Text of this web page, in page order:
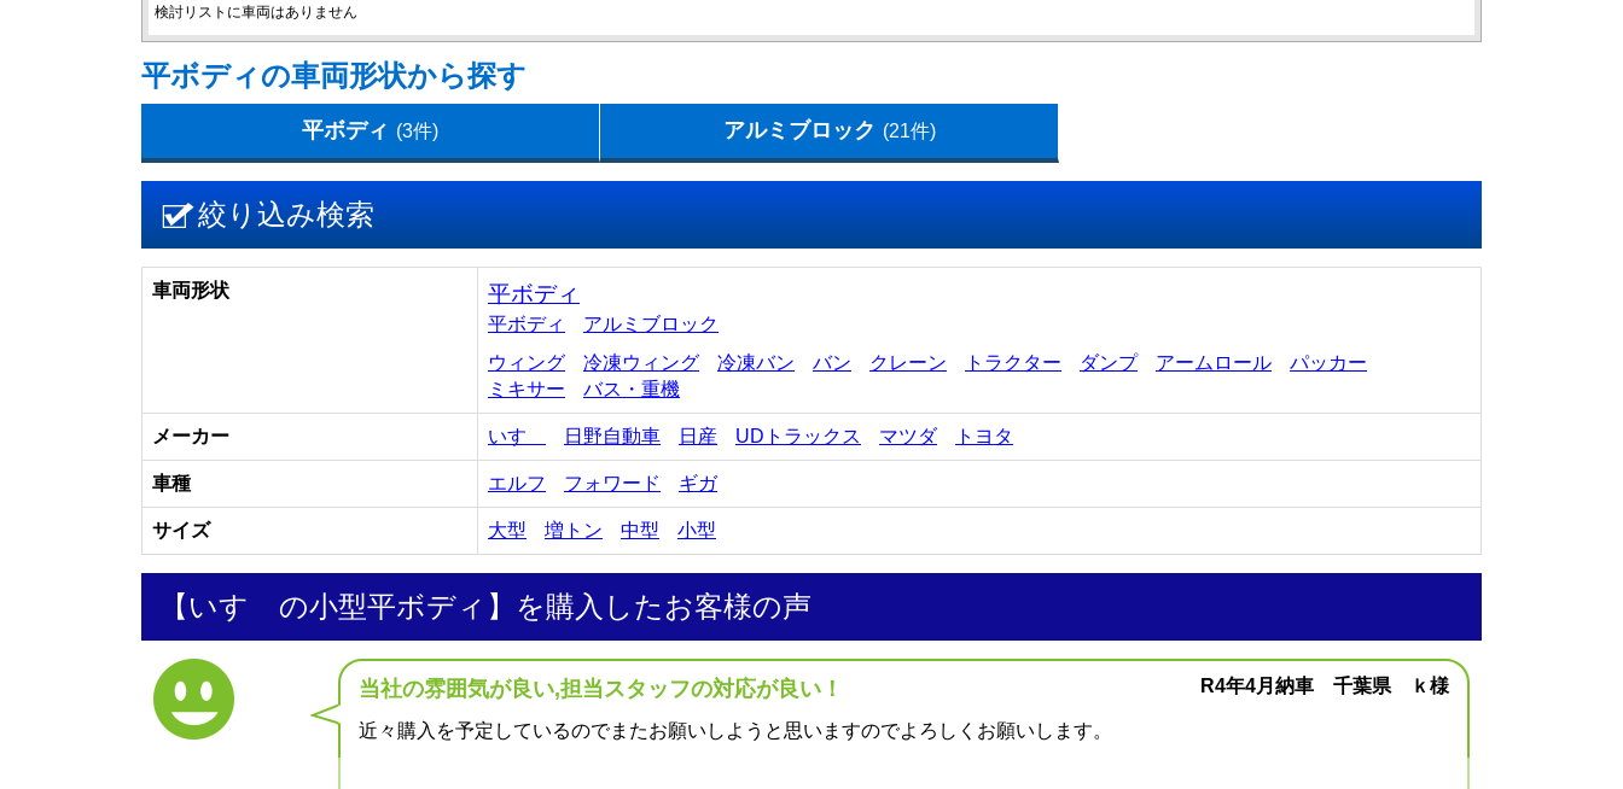
検討リストに車両はありません
平ボディの車両形状から探す
平ボディ (3件) アルミブロック (21件)
絞り込み検索
車両形状 平ボディ
平ボディ
アルミブロック
ウィング
冷凍ウィング 冷凍バン バン クレーン トラクター ダンプ アームロール
パッカー
ミキサー
バス・重機
メーカー いすゞ 日野自動車 日産 UDトラックス マツダ トヨタ
車種 エルフ フォワード ギガ
サイズ 大型 増トン 中型 小型
【いすゞの小型平ボディ】を購入したお客様の声
当社の雰囲気が良い,担当スタッフの対応が良い！ R4年4月納車 千葉県 ｋ様
近々購入を予定しているのでまたお願いしようと思いますのでよろしくお願いします。